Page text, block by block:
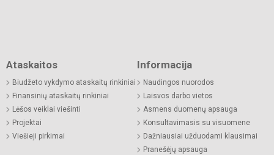
Ataskaitos
Biudžeto vykdymo ataskaitų rinkiniai
Finansinių ataskaitų rinkiniai
Lėšos veiklai viešinti
Projektai
Viešieji pirkimai
Informacija
Naudingos nuorodos
Laisvos darbo vietos
Asmens duomenų apsauga
Konsultavimasis su visuomene
Dažniausiai užduodami klausimai
Pranešėjų apsauga